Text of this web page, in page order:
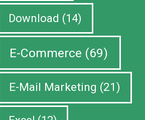
Download (14)
E-Commerce (69)
E-Mail Marketing (21)